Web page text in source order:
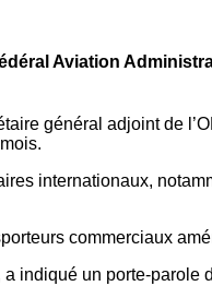
Aviation
général adjoint de
internationaux,
commerciaux
indiqué un porte-parole